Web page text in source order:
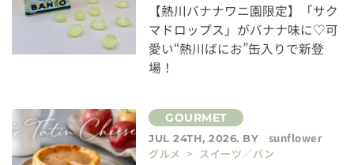
【熱川バナナワニ園限定】「サク
マドロップス」がバナナ味に♡可
愛い“熱川ばにお”缶入りで新登
場！
JUL 24TH, 2026. BY
sunflower
グルメ > スイーツ／パン